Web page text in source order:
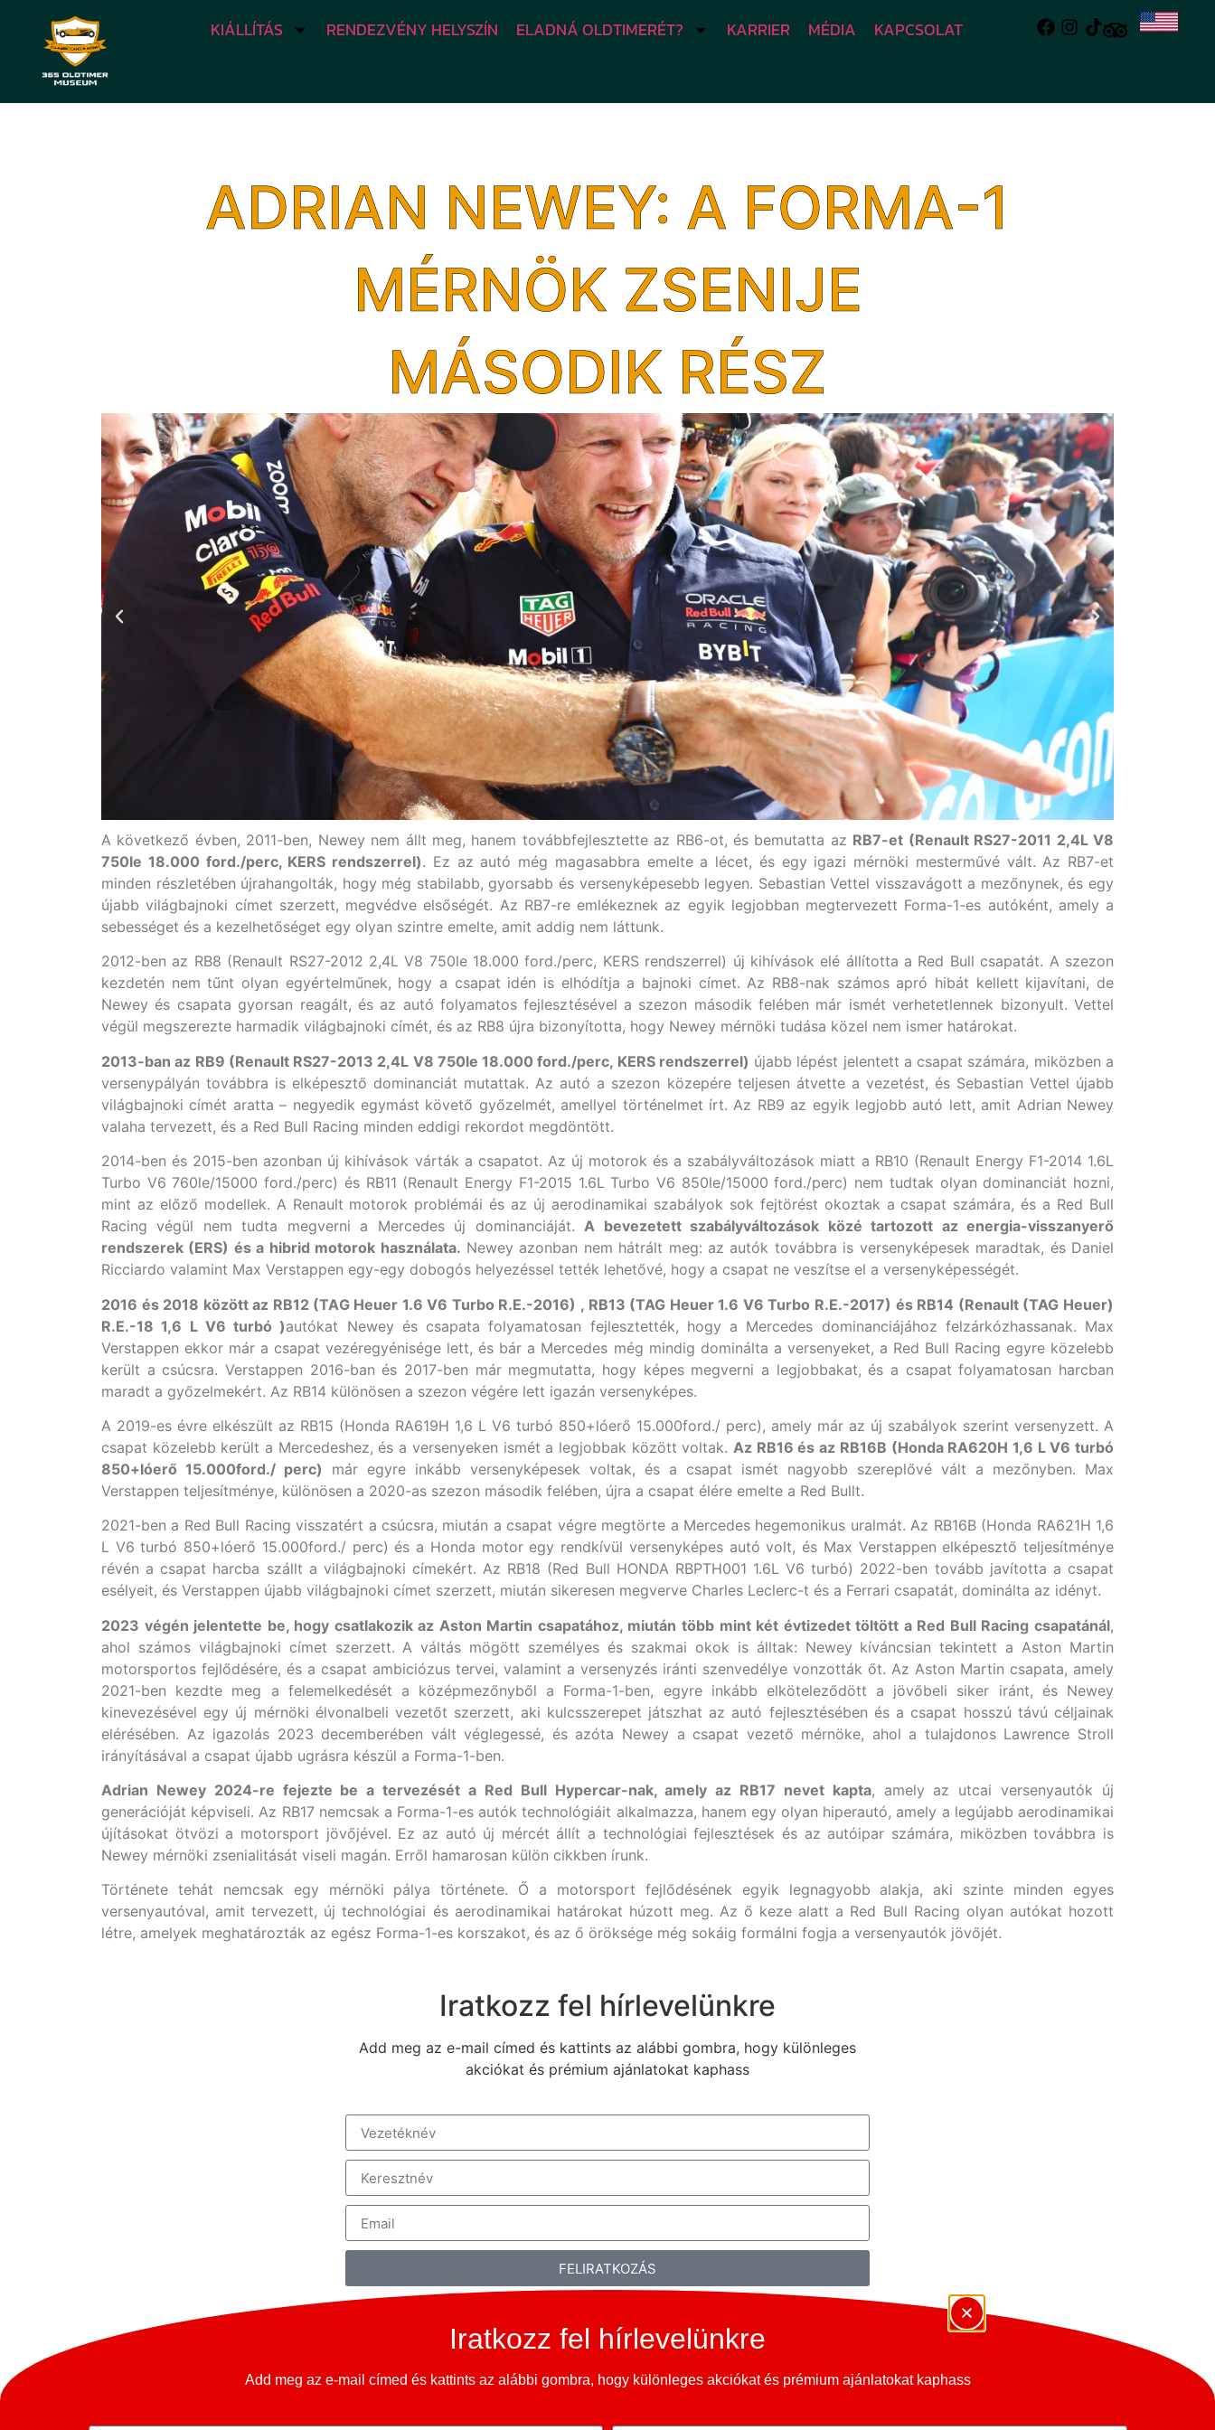
KIÁLLÍTÁS RENDEZVÉNY HELYSZÍN ELADNÁ OLDTIMERÉT? KARRIER MÉDIA KAPCSOLAT
ADRIAN NEWEY: A FORMA-1
MÉRNÖK ZSENIJE
MÁSODIK RÉSZ
A következő évben, 2011-ben, Newey nem állt meg, hanem továbbfejlesztette az RB6-ot, és bemutatta az RB7-et (Renault RS27-2011 2,4L V8
750le 18.000 ford./perc, KERS rendszerrel). Ez az autó még magasabbra emelte a lécet, és egy igazi mérnöki mesterművé vált. Az RB7-et
minden részletében újrahangolták, hogy még stabilabb, gyorsabb és versenyképesebb legyen. Sebastian Vettel visszavágott a mezőnynek, és egy
újabb világbajnoki címet szerzett, megvédve elsőségét. Az RB7-re emlékeznek az egyik legjobban megtervezett Forma-1-es autóként, amely a
sebességet és a kezelhetőséget egy olyan szintre emelte, amit addig nem láttunk.
2012-ben az RB8 (Renault RS27-2012 2,4L V8 750le 18.000 ford./perc, KERS rendszerrel) új kihívások elé állította a Red Bull csapatát. A szezon
kezdetén nem tűnt olyan egyértelműnek, hogy a csapat idén is elhódítja a bajnoki címet. Az RB8-nak számos apró hibát kellett kijavítani, de
Newey és csapata gyorsan reagált, és az autó folyamatos fejlesztésével a szezon második felében már ismét verhetetlennek bizonyult. Vettel
végül megszerezte harmadik világbajnoki címét, és az RB8 újra bizonyította, hogy Newey mérnöki tudása közel nem ismer határokat.
2013-ban az RB9 (Renault RS27-2013 2,4L V8 750le 18.000 ford./perc, KERS rendszerrel) újabb lépést jelentett a csapat számára, miközben a
versenypályán továbbra is elképesztő dominanciát mutattak. Az autó a szezon közepére teljesen átvette a vezetést, és Sebastian Vettel újabb
világbajnoki címét aratta – negyedik egymást követő győzelmét, amellyel történelmet írt. Az RB9 az egyik legjobb autó lett, amit Adrian Newey
valaha tervezett, és a Red Bull Racing minden eddigi rekordot megdöntött.
2014-ben és 2015-ben azonban új kihívások várták a csapatot. Az új motorok és a szabályváltozások miatt a RB10 (Renault Energy F1-2014 1.6L
Turbo V6 760le/15000 ford./perc) és RB11 (Renault Energy F1-2015 1.6L Turbo V6 850le/15000 ford./perc) nem tudtak olyan dominanciát hozni,
mint az előző modellek. A Renault motorok problémái és az új aerodinamikai szabályok sok fejtörést okoztak a csapat számára, és a Red Bull
Racing végül nem tudta megverni a Mercedes új dominanciáját.A bevezetett szabályváltozások közé tartozott az energia-visszanyerő
rendszerek (ERS) és a hibrid motorok használata. Newey azonban nem hátrált meg: az autók továbbra is versenyképesek maradtak, és Daniel
Ricciardo valamint Max Verstappen egy-egy dobogós helyezéssel tették lehetővé, hogy a csapat ne veszítse el a versenyképességét.
2016 és 2018 között az RB12 (TAG Heuer 1.6 V6 Turbo R.E.-2016) , RB13 (TAG Heuer 1.6 V6 Turbo R.E.-2017) és RB14 (Renault (TAG Heuer)
R.E.-18 1,6 L V6 turbó )autókat Newey és csapata folyamatosan fejlesztették, hogy a Mercedes dominanciájához felzárkózhassanak. Max
Verstappen ekkor már a csapat vezéregyénisége lett, és bár a Mercedes még mindig dominálta a versenyeket, a Red Bull Racing egyre közelebb
került a csúcsra. Verstappen 2016-ban és 2017-ben már megmutatta, hogy képes megverni a legjobbakat, és a csapat folyamatosan harcban
maradt a győzelmekért. Az RB14 különösen a szezon végére lett igazán versenyképes.
A 2019-es évre elkészült az RB15 (Honda RA619H 1,6 L V6 turbó 850+lóerő 15.000ford./ perc), amely már az új szabályok szerint versenyzett. A
csapat közelebb került a Mercedeshez, és a versenyeken ismét a legjobbak között voltak. Az RB16 és az RB16B (Honda RA620H 1,6 L V6 turbó
850+lóerő 15.000ford./ perc) már egyre inkább versenyképesek voltak, és a csapat ismét nagyobb szereplővé vált a mezőnyben. Max
Verstappen teljesítménye, különösen a 2020-as szezon második felében, újra a csapat élére emelte a Red Bullt.
2021-ben a Red Bull Racing visszatért a csúcsra, miután a csapat végre megtörte a Mercedes hegemonikus uralmát. Az RB16B (Honda RA621H 1,6
L V6 turbó 850+lóerő 15.000ford./ perc) és a Honda motor egy rendkívül versenyképes autó volt, és Max Verstappen elképesztő teljesítménye
révén a csapat harcba szállt a világbajnoki címekért. Az RB18 (Red Bull HONDA RBPTH001 1.6L V6 turbó) 2022-ben tovább javította a csapat
esélyeit, és Verstappen újabb világbajnoki címet szerzett, miután sikeresen megverve Charles Leclerc-t és a Ferrari csapatát, dominálta az idényt.
2023 végén jelentette be, hogy csatlakozik az Aston Martin csapatához, miután több mint két évtizedet töltött a Red Bull Racing csapatánál,
ahol számos világbajnoki címet szerzett. A váltás mögött személyes és szakmai okok is álltak: Newey kíváncsian tekintett a Aston Martin
motorsportos fejlődésére, és a csapat ambiciózus tervei, valamint a versenyzés iránti szenvedélye vonzották őt. Az Aston Martin csapata, amely
2021-ben kezdte meg a felemelkedését a középmezőnyből a Forma-1-ben, egyre inkább elköteleződött a jövőbeli siker iránt, és Newey
kinevezésével egy új mérnöki élvonalbeli vezetőt szerzett, aki kulcsszerepet játszhat az autó fejlesztésében és a csapat hosszú távú céljainak
elérésében. Az igazolás 2023 decemberében vált véglegessé, és azóta Newey a csapat vezető mérnöke, ahol a tulajdonos Lawrence Stroll
irányításával a csapat újabb ugrásra készül a Forma-1-ben.
Adrian Newey 2024-re fejezte be a tervezését a Red Bull Hypercar-nak, amely az RB17 nevet kapta, amely az utcai versenyautók új
generációját képviseli. Az RB17 nemcsak a Forma-1-es autók technológiáit alkalmazza, hanem egy olyan hiperautó, amely a legújabb aerodinamikai
újításokat ötvözi a motorsport jövőjével. Ez az autó új mércét állít a technológiai fejlesztések és az autóipar számára, miközben továbbra is
Newey mérnöki zsenialitását viseli magán. Erről hamarosan külön cikkben írunk.
Története tehát nemcsak egy mérnöki pálya története. Ő a motorsport fejlődésének egyik legnagyobb alakja, aki szinte minden egyes
versenyautóval, amit tervezett, új technológiai és aerodinamikai határokat húzott meg. Az ő keze alatt a Red Bull Racing olyan autókat hozott
létre, amelyek meghatározták az egész Forma-1-es korszakot, és az ő öröksége még sokáig formálni fogja a versenyautók jövőjét.
Iratkozz fel hírlevelünkre
Add meg az e-mail címed és kattints az alábbi gombra, hogy különleges
akciókat és prémium ajánlatokat kaphass
FELIRATKOZÁS
KARRIER
Iratkozz fel hírlevelünkre
Add meg az e-mail címed és kattints az alábbi gombra, hogy különleges akciókat és prémium ajánlatokat kaphass